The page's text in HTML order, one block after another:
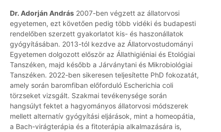
Dr. Adorján András 2007-ben végzett az állatorvosi
egyetemen, ezt követően pedig több vidéki és budapesti
rendelőben szerzett gyakorlatot kis- és haszonállatok
gyógyításában. 2013-tól kezdve az Állatorvostudományi
Egyetemen dolgozott először az Állathigiéniai és Etológiai
Tanszéken, majd később a Járványtani és Mikrobiológiai
Tanszéken. 2022-ben sikeresen teljesítette PhD fokozatát,
amely során baromfiban előforduló Escherichia coli
törzseket vizsgált. Szakmai tevékenysége során
hangsúlyt fektet a hagyományos állatorvosi módszerek
mellett alternatív gyógyítási eljárások, mint a homeopátia,
a Bach-virágterápia és a fitoterápia alkalmazására is,